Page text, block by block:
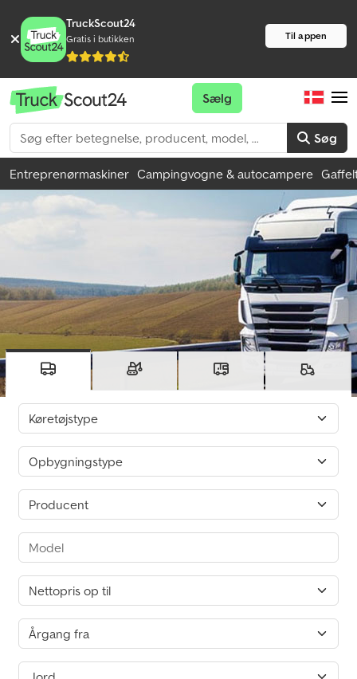
TruckScout24
Gratis i butikken Til appen
Søg
Sælg
Entreprenørmaskiner Campingvogne & autocampere